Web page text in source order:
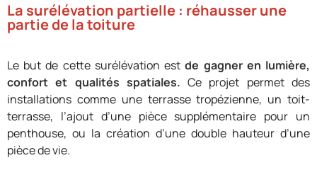
La surélévation partielle : réhausser une
partie de la toiture
Le but de cette surélévation estde gagner en lumière,
confort et qualités spatiales. Ce projet permet des
installations comme une terrasse tropézienne, un toit-
terrasse, l’ajout d’une pièce supplémentaire pour un
penthouse, ou la création d’une double hauteur d’une
pièce de vie.